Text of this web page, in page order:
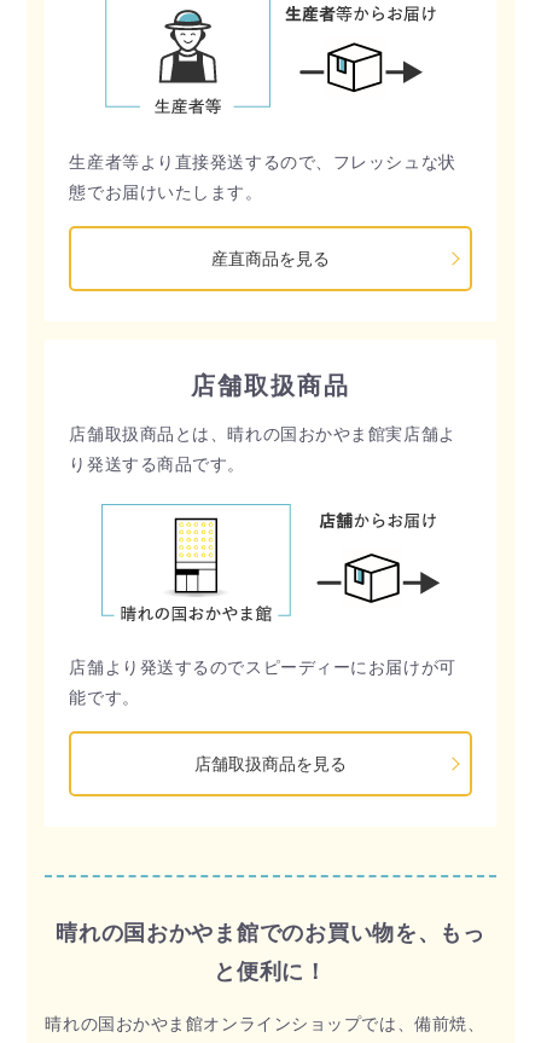
生産者等より直接発送するので、フレッシュな状
態でお届けいたします。
産直商品を見る
店舗取扱商品
店舗取扱商品とは、晴れの国おかやま館実店舗よ
り発送する商品です。
店舗より発送するのでスピーディーにお届けが可
能です。
店舗取扱商品を見る
晴れの国おかやま館でのお買い物を、もっ
と便利に！
晴れの国おかやま館オンラインショップでは、備前焼、